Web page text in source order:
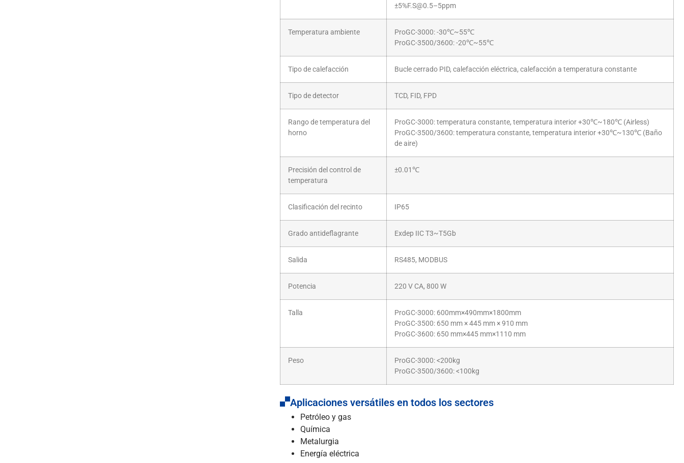
±5%F.S@0.5–5ppm
Temperatura ambiente
ProGC-3000: -30℃~55℃
ProGC-3500/3600: -20℃~55℃
Tipo de calefacción Bucle cerrado PID, calefacción eléctrica, calefacción a temperatura constante
Tipo de detector TCD, FID, FPD
Rango de temperatura del
horno
ProGC-3000: temperatura constante, temperatura interior +30℃~180℃ (Airless)
ProGC-3500/3600: temperatura constante, temperatura interior +30℃~130℃ (Baño
de aire)
Precisión del control de
temperatura
±0.01℃
Clasificación del recinto IP65
Grado antideflagrante Exdep IIC T3~T5Gb
Salida RS485, MODBUS
Potencia 220 V CA, 800 W
Talla
ProGC-3000: 600mm×490mm×1800mm
ProGC-3500: 650 mm × 445 mm × 910 mm
ProGC-3600: 650 mm×445 mm×1110 mm
Peso
ProGC-3000: <200kg
ProGC-3500/3600: <100kg
Aplicaciones versátiles en todos los sectores
Petróleo y gas
Química
Metalurgia
Energía eléctrica